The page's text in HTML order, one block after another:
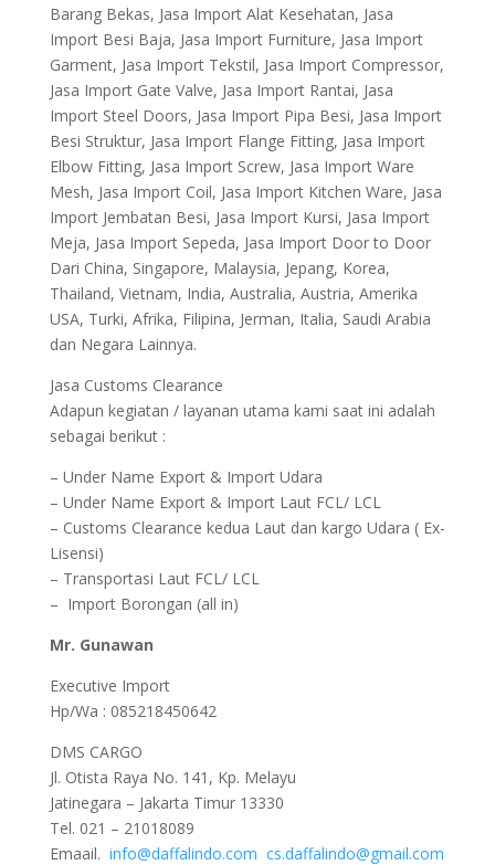
Barang Bekas, Jasa Import Alat Kesehatan, Jasa
Import Besi Baja, Jasa Import Furniture, Jasa Import
Garment, Jasa Import Tekstil, Jasa Import Compressor,
Jasa Import Gate Valve, Jasa Import Rantai, Jasa
Import Steel Doors, Jasa Import Pipa Besi, Jasa Import
Besi Struktur, Jasa Import Flange Fitting, Jasa Import
Elbow Fitting, Jasa Import Screw, Jasa Import Ware
Mesh, Jasa Import Coil, Jasa Import Kitchen Ware, Jasa
Import Jembatan Besi, Jasa Import Kursi, Jasa Import
Meja, Jasa Import Sepeda, Jasa Import Door to Door
Dari China, Singapore, Malaysia, Jepang, Korea,
Thailand, Vietnam, India, Australia, Austria, Amerika
USA, Turki, Afrika, Filipina, Jerman, Italia, Saudi Arabia
dan Negara Lainnya.
Jasa Customs Clearance
Adapun kegiatan / layanan utama kami saat ini adalah
sebagai berikut :
– Under Name Export & Import Udara
– Under Name Export & Import Laut FCL/ LCL
– Customs Clearance kedua Laut dan kargo Udara ( Ex-
Lisensi)
– Transportasi Laut FCL/ LCL
– Import Borongan (all in)
Mr. Gunawan
Executive Import
Hp/Wa : 085218450642
DMS CARGO
Jl. Otista Raya No. 141, Kp. Melayu
Jatinegara – Jakarta Timur 13330
Tel. 021 – 21018089
Emaail. info@daffalindo.com cs.daffalindo@gmail.com